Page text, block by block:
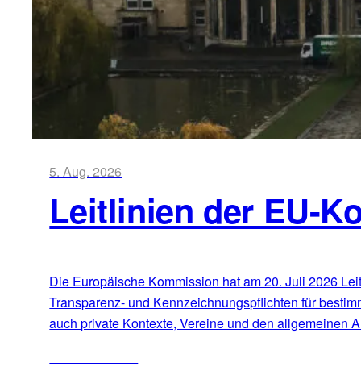
5. Aug. 2026
Leitlinien der EU-
Die Europäische Kommission hat am 20. Juli 2026
Transparenz- und Kennzeichnungspflichten für
auch private Kontexte, Vereine und den